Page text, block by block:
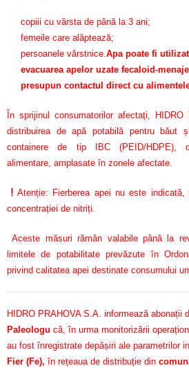
copiii cu vârsta de până la 3 ani;
femeile care alăptează;
persoanele vârstnice. Apa poate fi
evacuarea apelor uzate fecaloid-
presupun contactul direct cu
În sprijinul consumatorilor afectați,
distribuirea de apă potabilă pentru băut
containere de tip IBC (PEID/HDPE),
alimentare, amplasate în zonele afectate.
Atenție: Fierberea apei nu este
concentrației de nitriți.
Aceste măsuri rămân valabile până la
limitele de potabilitate prevăzute în
privind calitatea apei destinate consumului
HIDRO PRAHOVA S.A. informează abonații
Paleologu că, în urma monitorizării
au fost înregistrate depășiri ale parametrilor
Fier (Fe), în rețeaua de distribuție din